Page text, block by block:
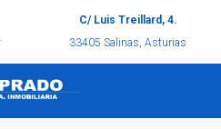
C/ Luis Treillard, 4.
33405 Salinas, Asturias